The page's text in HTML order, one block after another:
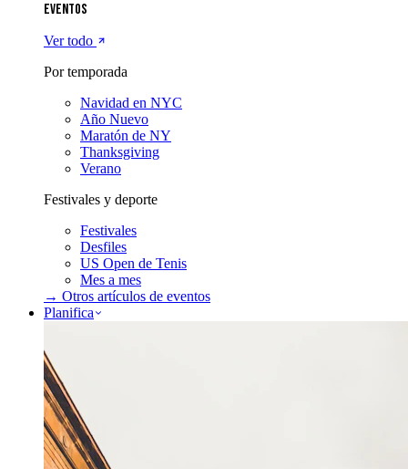
Eventos
Ver todo
Por temporada
Navidad en NYC
Año Nuevo
Maratón de NY
Thanksgiving
Verano
Festivales y deporte
Festivales
Desfiles
US Open de Tenis
Mes a mes
→ Otros artículos de eventos
Planifica